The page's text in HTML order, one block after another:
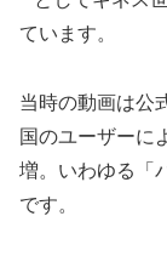
ています。
当時の動画は公
国のユーザーに
増。いわゆる「
です。